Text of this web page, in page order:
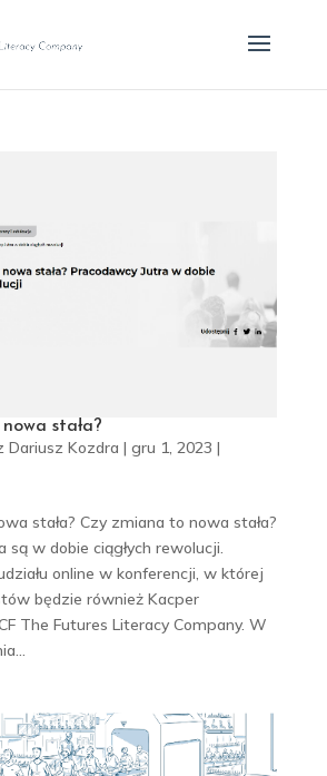
stała?
Dariusz Kozdra | gru 1, 2023 |
stała? Czy zmiana to nowa stała?
są w dobie ciągłych rewolucji.
online w konferencji, w której
będzie również Kacper
The Futures Literacy Company. W